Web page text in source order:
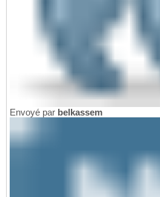
Envoyé par belkassem